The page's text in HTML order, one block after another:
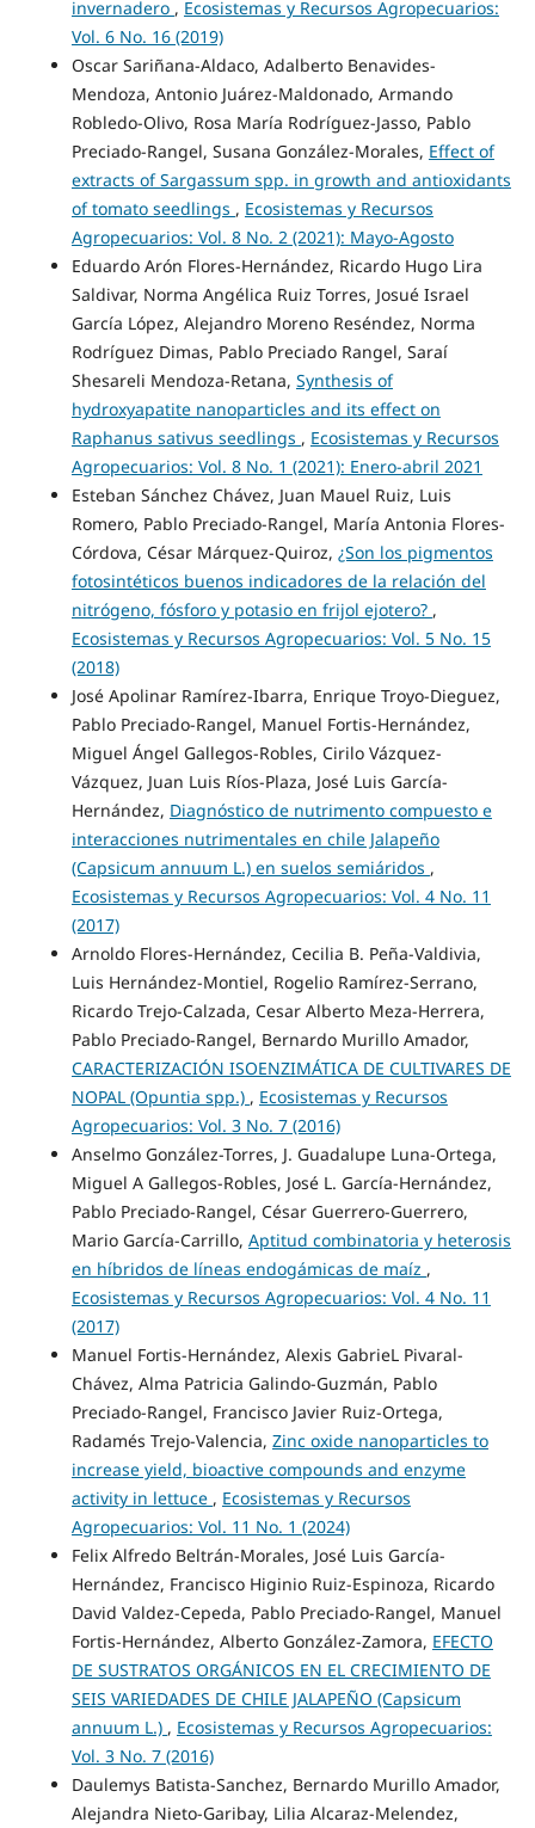
invernadero , Ecosistemas y Recursos Agropecuarios:
Vol. 6 No. 16 (2019)
Oscar Sariñana-Aldaco, Adalberto Benavides-
Mendoza, Antonio Juárez-Maldonado, Armando
Robledo-Olivo, Rosa María Rodríguez-Jasso, Pablo
Preciado-Rangel, Susana González-Morales, Effect of
extracts of Sargassum spp. in growth and antioxidants
of tomato seedlings , Ecosistemas y Recursos
Agropecuarios: Vol. 8 No. 2 (2021): Mayo-Agosto
Eduardo Arón Flores-Hernández, Ricardo Hugo Lira
Saldivar, Norma Angélica Ruiz Torres, Josué Israel
García López, Alejandro Moreno Reséndez, Norma
Rodríguez Dimas, Pablo Preciado Rangel, Saraí
Shesareli Mendoza-Retana, Synthesis of
hydroxyapatite nanoparticles and its effect on
Raphanus sativus seedlings , Ecosistemas y Recursos
Agropecuarios: Vol. 8 No. 1 (2021): Enero-abril 2021
Esteban Sánchez Chávez, Juan Mauel Ruiz, Luis
Romero, Pablo Preciado-Rangel, María Antonia Flores-
Córdova, César Márquez-Quiroz, ¿Son los pigmentos
fotosintéticos buenos indicadores de la relación del
nitrógeno, fósforo y potasio en frijol ejotero? ,
Ecosistemas y Recursos Agropecuarios: Vol. 5 No. 15
(2018)
José Apolinar Ramírez-Ibarra, Enrique Troyo-Dieguez,
Pablo Preciado-Rangel, Manuel Fortis-Hernández,
Miguel Ángel Gallegos-Robles, Cirilo Vázquez-
Vázquez, Juan Luis Ríos-Plaza, José Luis García-
Hernández, Diagnóstico de nutrimento compuesto e
interacciones nutrimentales en chile Jalapeño
(Capsicum annuum L.) en suelos semiáridos ,
Ecosistemas y Recursos Agropecuarios: Vol. 4 No. 11
(2017)
Arnoldo Flores-Hernández, Cecilia B. Peña-Valdivia,
Luis Hernández-Montiel, Rogelio Ramírez-Serrano,
Ricardo Trejo-Calzada, Cesar Alberto Meza-Herrera,
Pablo Preciado-Rangel, Bernardo Murillo Amador,
CARACTERIZACIÓN ISOENZIMÁTICA DE CULTIVARES DE
NOPAL (Opuntia spp.) , Ecosistemas y Recursos
Agropecuarios: Vol. 3 No. 7 (2016)
Anselmo González-Torres, J. Guadalupe Luna-Ortega,
Miguel A Gallegos-Robles, José L. García-Hernández,
Pablo Preciado-Rangel, César Guerrero-Guerrero,
Mario García-Carrillo, Aptitud combinatoria y heterosis
en híbridos de líneas endogámicas de maíz ,
Ecosistemas y Recursos Agropecuarios: Vol. 4 No. 11
(2017)
Manuel Fortis-Hernández, Alexis GabrieL Pivaral-
Chávez, Alma Patricia Galindo-Guzmán, Pablo
Preciado-Rangel, Francisco Javier Ruiz-Ortega,
Radamés Trejo-Valencia, Zinc oxide nanoparticles to
increase yield, bioactive compounds and enzyme
activity in lettuce , Ecosistemas y Recursos
Agropecuarios: Vol. 11 No. 1 (2024)
Felix Alfredo Beltrán-Morales, José Luis García-
Hernández, Francisco Higinio Ruiz-Espinoza, Ricardo
David Valdez-Cepeda, Pablo Preciado-Rangel, Manuel
Fortis-Hernández, Alberto González-Zamora, EFECTO
DE SUSTRATOS ORGÁNICOS EN EL CRECIMIENTO DE
SEIS VARIEDADES DE CHILE JALAPEÑO (Capsicum
annuum L.) , Ecosistemas y Recursos Agropecuarios:
Vol. 3 No. 7 (2016)
Daulemys Batista-Sanchez, Bernardo Murillo Amador,
Alejandra Nieto-Garibay, Lilia Alcaraz-Melendez,